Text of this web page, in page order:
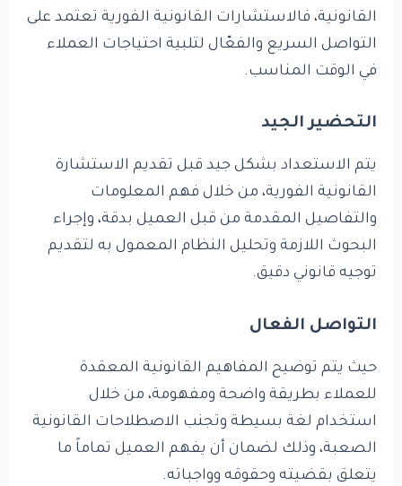
القانونية، فالاستشارات القانونية الفورية تعتمد على
التواصل السريع والفعّال لتلبية احتياجات العملاء
في الوقت المناسب.
التحضير الجيد
يتم الاستعداد بشكل جيد قبل تقديم الاستشارة
القانونية الفورية، من خلال فهم المعلومات
والتفاصيل المقدمة من قبل العميل بدقة، وإجراء
البحوث اللازمة وتحليل النظام المعمول به لتقديم
توجيه قانوني دقيق.
التواصل الفعال
حيث يتم توضيح المفاهيم القانونية المعقدة
للعملاء بطريقة واضحة ومفهومة، من خلال
استخدام لغة بسيطة وتجنب الاصطلاحات القانونية
الصعبة، وذلك لضمان أن يفهم العميل تماماً ما
يتعلق بقضيته وحقوقه وواجباته.